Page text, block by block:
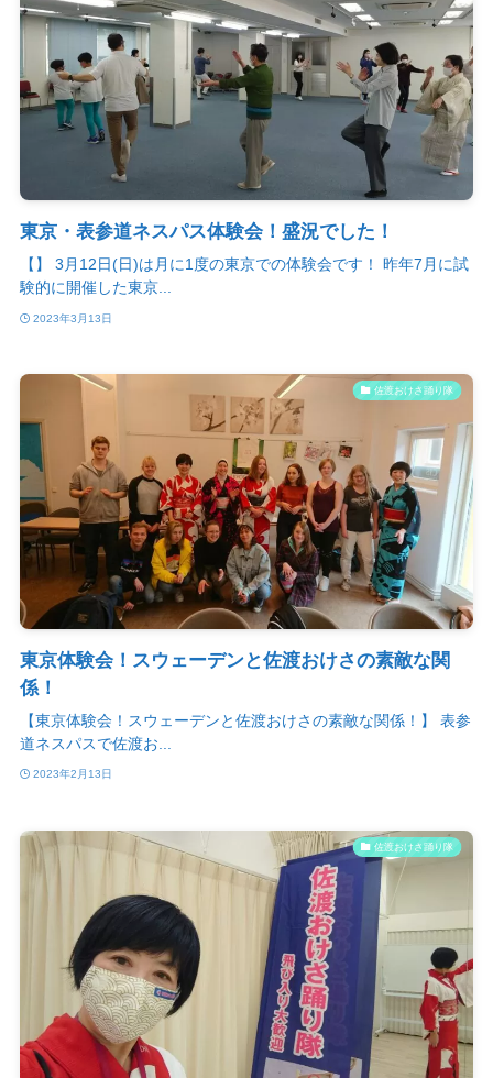
東京・表参道ネスパス体験会！盛況でした！
【】 3月12日(日)は月に1度の東京での体験会です！ 昨年7月に試
験的に開催した東京...
2023年3月13日
佐渡おけさ踊り隊
東京体験会！スウェーデンと佐渡おけさの素敵な関
係！
【東京体験会！スウェーデンと佐渡おけさの素敵な関係！】 表参
道ネスパスで佐渡お...
2023年2月13日
佐渡おけさ踊り隊